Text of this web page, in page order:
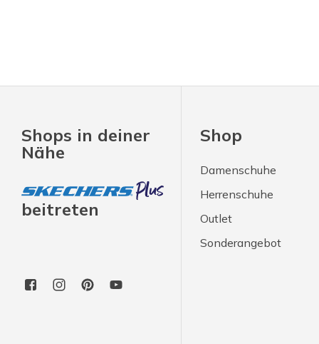
Shops in deiner
Nähe
beitreten
Shop
Damenschuhe
Herrenschuhe
Outlet
Sonderangebot